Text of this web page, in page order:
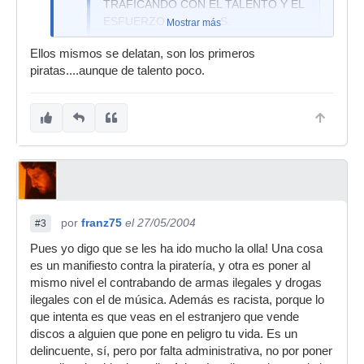
MANOS DE LAS MAFIAS INTERNACIONALES,
LAS MISMAS QUE TRAFICAN CON DROGAS,
ARMAS, MUJERES Y NIÑOS? Todos lo ven,
pero pocos quieren verlo.
el CD ilegal al chiringuito, al bar y al
y esperar 10 minutos. Los inmigrantes saben
calle y no les pasará nada. Cada vez vienen
más.
LA PIRATERÍA no sólo coarta las oportunidades
de los artistas. También DESTROZA UN
IMPORTANTE SEGMENTO INDUSTRIAL.
La piratería DEJA SIN TRABAJO A ESTUDIOS
TRAFICANDO CON EL TALENTO Y EL
ESFUERZO DE OTROS.
Mostrar más
Ellos mismos se delatan, son los primeros
piratas....aunque de talento poco.
#3 por franz75 el 27/05/2004
Pues yo digo que se les ha ido mucho la olla! Una cosa
es un manifiesto contra la piratería, y otra es poner al
mismo nivel el contrabando de armas ilegales y drogas
ilegales con el de música. Además es racista, porque lo
que intenta es que veas en el estranjero que vende
discos a alguien que pone en peligro tu vida. Es un
delincuente, sí, pero por falta administrativa, no por poner